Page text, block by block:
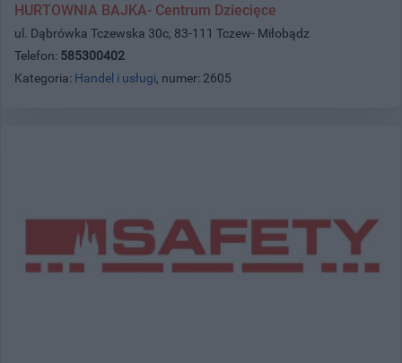
HURTOWNIA BAJKA- Centrum Dziecięce
ul. Dąbrówka Tczewska 30c, 83-111 Tczew- Miłobądz
Telefon: 585300402
Kategoria: Handel i usługi, numer: 2605